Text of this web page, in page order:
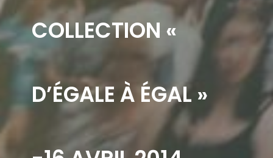
COLLECTION «
D’ÉGALE À ÉGAL »